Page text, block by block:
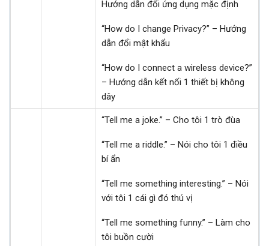
Hướng dẫn đổi ứng dụng mặc định
“How do I change Privacy?” – Hướng
dẫn đổi mật khẩu
“How do I connect a wireless device?”
– Hướng dẫn kết nối 1 thiết bị không
dây
“Tell me a joke.” – Cho tôi 1 trò đùa
“Tell me a riddle.” – Nói cho tôi 1 điều
bí ẩn
“Tell me something interesting.” – Nói
với tôi 1 cái gì đó thú vị
“Tell me something funny.” – Làm cho
tôi buồn cười